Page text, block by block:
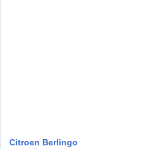
Citroen Berlingo